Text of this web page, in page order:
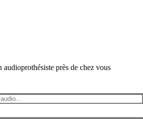
près de chez vous